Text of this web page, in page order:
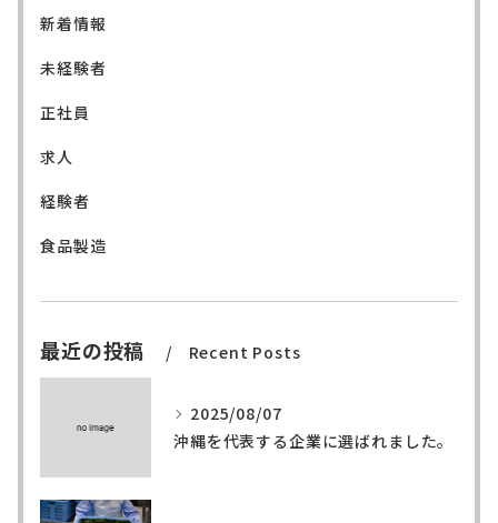
新着情報
未経験者
正社員
求人
経験者
食品製造
最近の投稿 Recent Posts
2025/08/07
沖縄を代表する企業に選ばれました。